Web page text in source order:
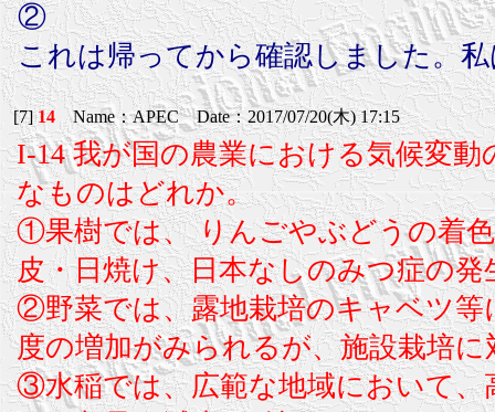
②
これは帰ってから確認しました。
[7]14 Name：APEC Date：2017/07/20(木) 17:15
I-14 我が国の農業における気候変
なものはどれか。
①果樹では、 りんごやぶどうの着
皮・日焼け、日本なしのみつ症の
②野菜では、露地栽培のキャベツ等
度の増加がみられるが、施設栽培
③水稲では、広範な地域において、